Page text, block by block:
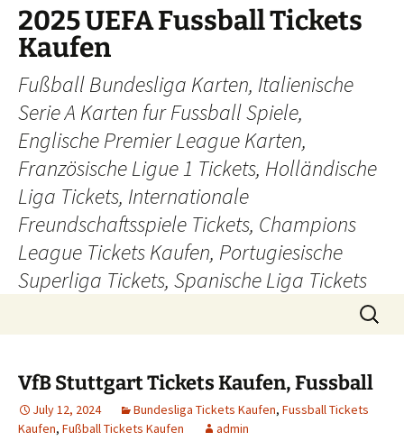
Skip
content
2025 UEFA Fussball Tickets
Kaufen
Fußball Bundesliga Karten, Italienische
Serie A Karten fur Fussball Spiele,
Englische Premier League Karten,
Französische Ligue 1 Tickets, Holländische
Liga Tickets, Internationale
Freundschaftsspiele Tickets, Champions
League Tickets Kaufen, Portugiesische
Superliga Tickets, Spanische Liga Tickets
Search
for:
VfB Stuttgart Tickets Kaufen, Fussball
July 12, 2024 Bundesliga Tickets Kaufen, Fussball Tickets
Kaufen, Fußball Tickets Kaufen admin